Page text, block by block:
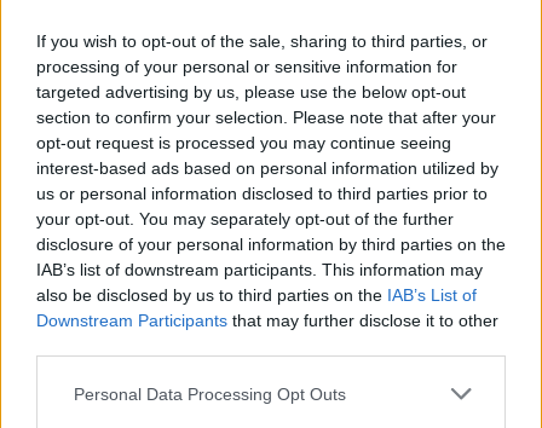
If you wish to opt-out of the sale, sharing to third parties, or
processing of your personal or sensitive information for
targeted advertising by us, please use the below opt-out
section to confirm your selection. Please note that after your
opt-out request is processed you may continue seeing
interest-based ads based on personal information utilized by
us or personal information disclosed to third parties prior to
your opt-out. You may separately opt-out of the further
disclosure of your personal information by third parties on the
IAB’s list of downstream participants. This information may
also be disclosed by us to third parties on the IAB’s List of
Downstream Participants that may further disclose it to other
Please note that this website/app uses one or more Google
Personal Data Processing Opt Outs
Προηγούμενη
Το Καρφί
Επόμενη
Το Παρασκήνιο